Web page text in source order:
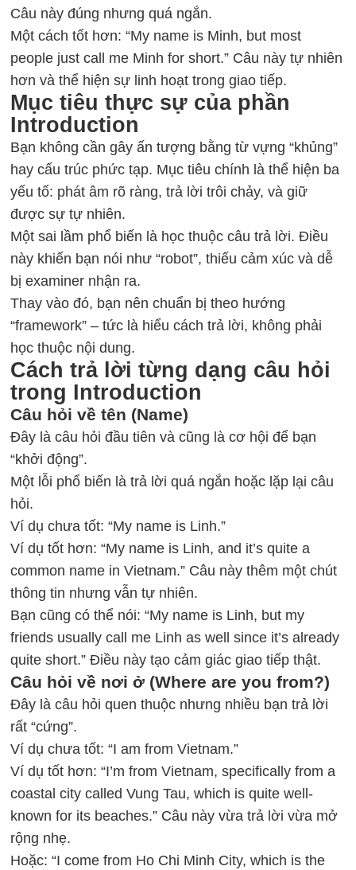
Câu này đúng nhưng quá ngắn.
Một cách tốt hơn: “My name is Minh, but most
people just call me Minh for short.” Câu này tự nhiên
hơn và thể hiện sự linh hoạt trong giao tiếp.
Mục tiêu thực sự của phần
Introduction
Bạn không cần gây ấn tượng bằng từ vựng “khủng”
hay cấu trúc phức tạp. Mục tiêu chính là thể hiện ba
yếu tố: phát âm rõ ràng, trả lời trôi chảy, và giữ
được sự tự nhiên.
Một sai lầm phổ biến là học thuộc câu trả lời. Điều
này khiến bạn nói như “robot”, thiếu cảm xúc và dễ
bị examiner nhận ra.
Thay vào đó, bạn nên chuẩn bị theo hướng
“framework” – tức là hiểu cách trả lời, không phải
học thuộc nội dung.
Cách trả lời từng dạng câu hỏi
trong Introduction
Câu hỏi về tên (Name)
Đây là câu hỏi đầu tiên và cũng là cơ hội để bạn
“khởi động”.
Một lỗi phổ biến là trả lời quá ngắn hoặc lặp lại câu
hỏi.
Ví dụ chưa tốt: “My name is Linh.”
Ví dụ tốt hơn: “My name is Linh, and it’s quite a
common name in Vietnam.” Câu này thêm một chút
thông tin nhưng vẫn tự nhiên.
Bạn cũng có thể nói: “My name is Linh, but my
friends usually call me Linh as well since it’s already
quite short.” Điều này tạo cảm giác giao tiếp thật.
Câu hỏi về nơi ở (Where are you from?)
Đây là câu hỏi quen thuộc nhưng nhiều bạn trả lời
rất “cứng”.
Ví dụ chưa tốt: “I am from Vietnam.”
Ví dụ tốt hơn: “I’m from Vietnam, specifically from a
coastal city called Vung Tau, which is quite well-
known for its beaches.” Câu này vừa trả lời vừa mở
rộng nhẹ.
Hoặc: “I come from Ho Chi Minh City, which is the